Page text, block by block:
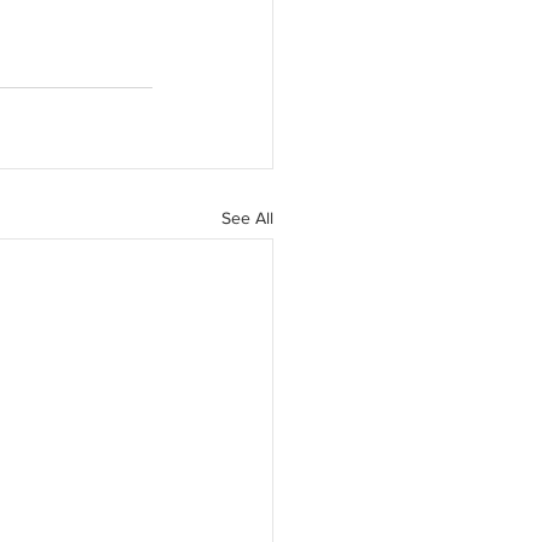
See All